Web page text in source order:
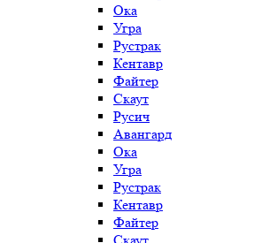
Ока
Угра
Рустрак
Кентавр
Файтер
Скаут
Русич
Авангард
Ока
Угра
Рустрак
Кентавр
Файтер